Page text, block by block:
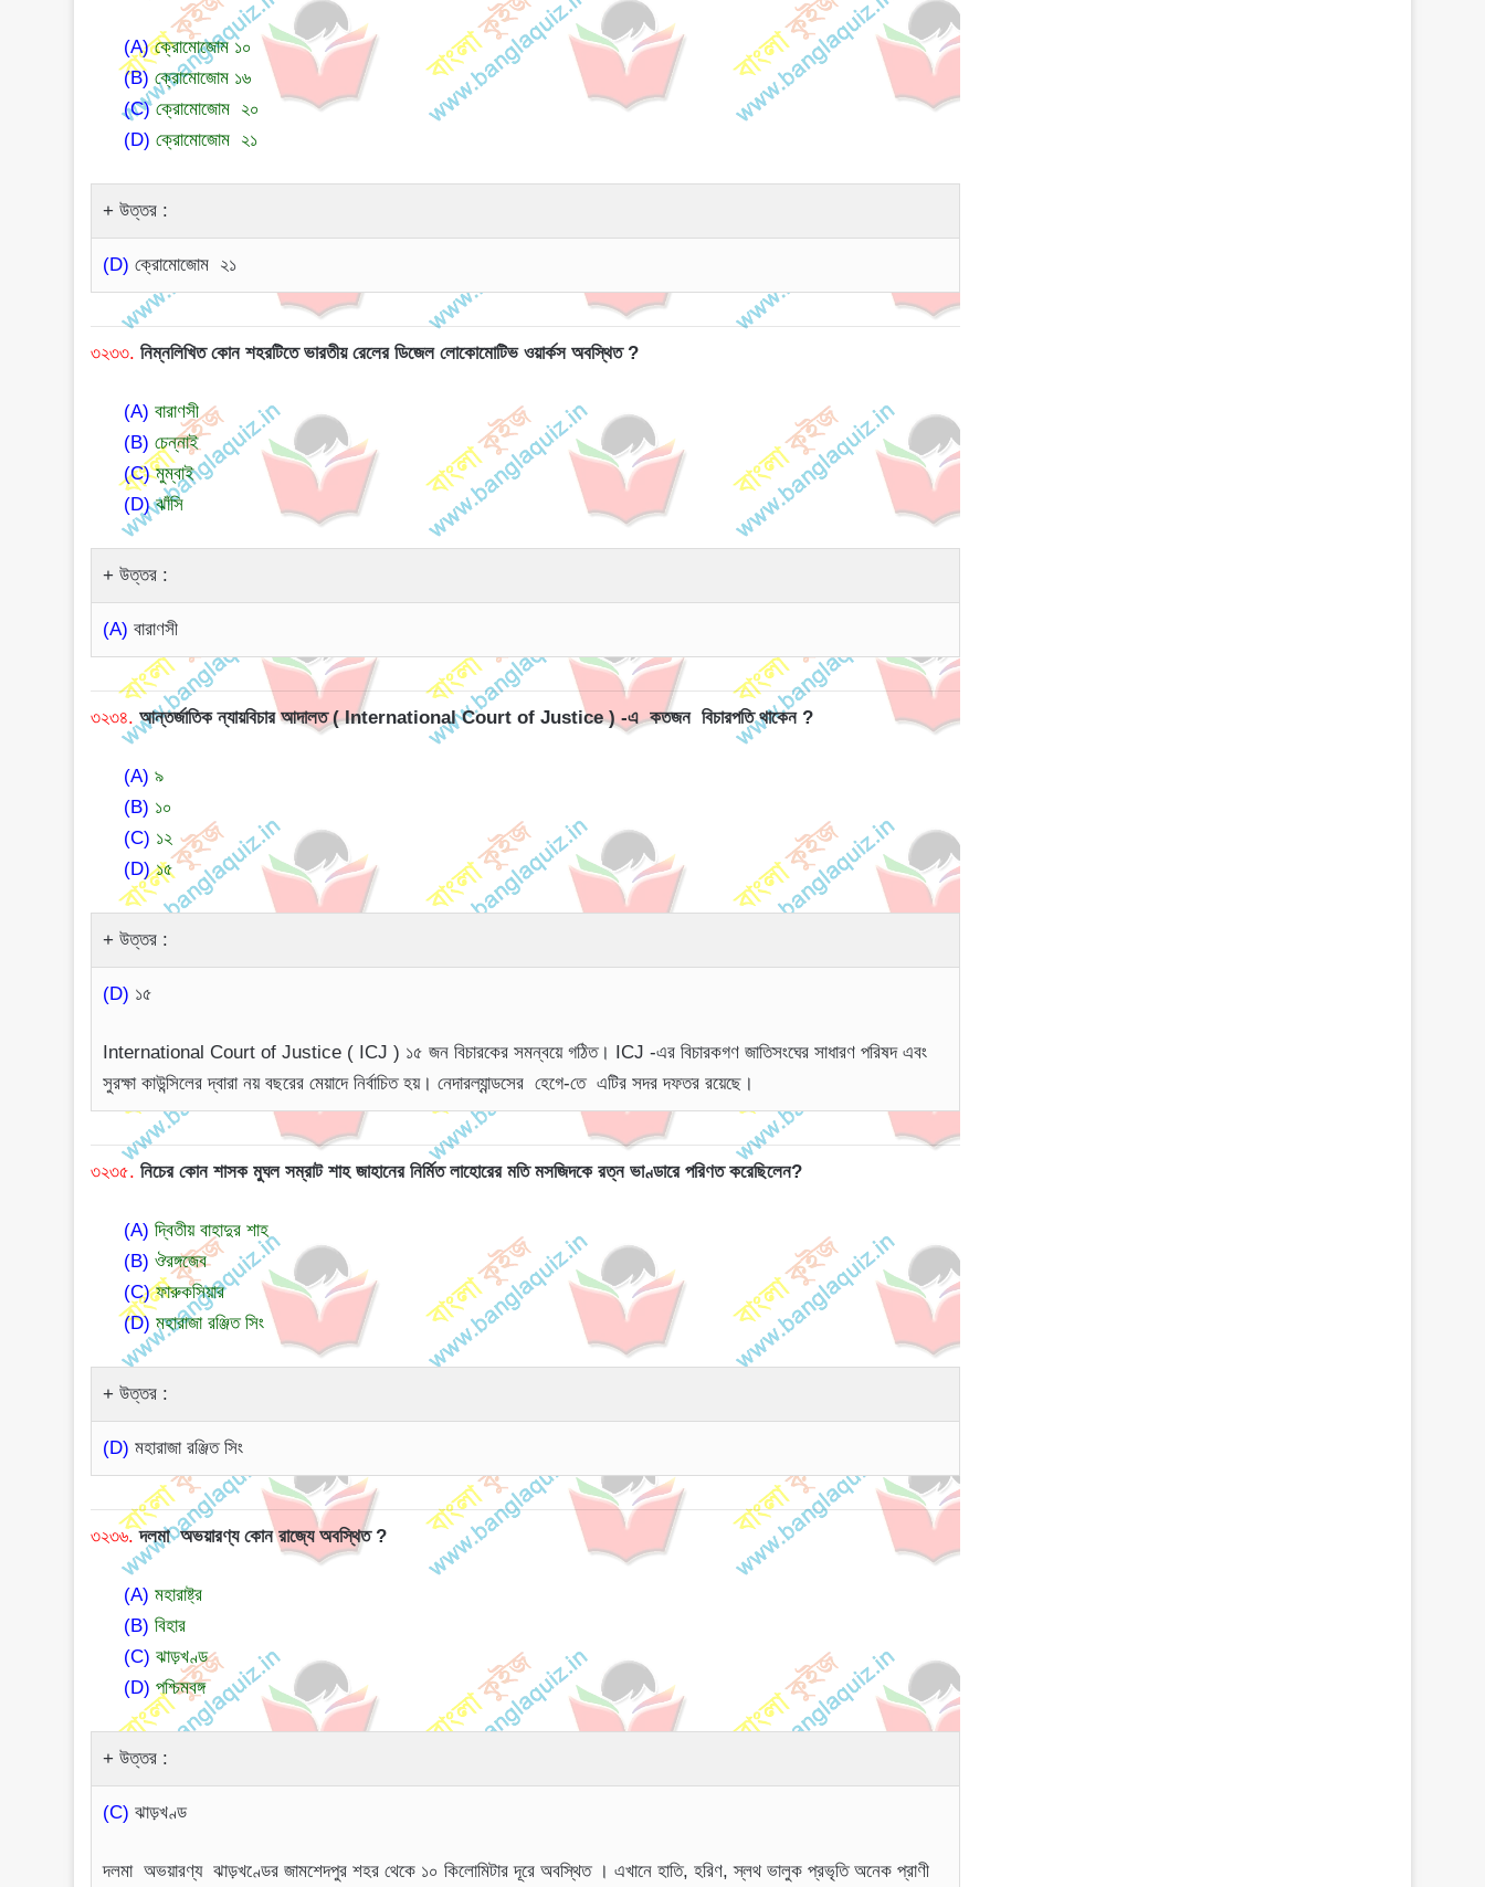
(A)ক্রোমোজোম ১০
(B) ক্রোমোজোম ১৬
(C)ক্রোমোজোম ২০
(D) ক্রোমোজোম ২১
উত্তর :
(D) ক্রোমোজোম ২১
৩২৩৩. নিম্নলিখিত কোন শহরটিতে ভারতীয় রেলের ডিজেল লোকোমোটিভ ওয়ার্কস অবস্থিত ?
(A) বারাণসী
(B) চেন্নাই
(C)মুম্বাই
(D)ঝাঁসি
উত্তর :
(A) বারাণসী
৩২৩৪. আন্তর্জাতিক ন্যায়বিচার আদালত ( International Court of Justice ) -এ কতজন বিচারপতি থাকেন ?
(A) ৯
(B) ১০
(C) ১২
(D)১৫
উত্তর :
(D) ১৫
International Court of Justice ( ICJ ) ১৫ জন বিচারকের সমন্বয়ে গঠিত। ICJ -এর বিচারকগণ জাতিসংঘের সাধারণ পরিষদ এবং
সুরক্ষা কাউন্সিলের দ্বারা নয় বছরের মেয়াদে নির্বাচিত হয়। নেদারল্যান্ডসের হেগে-তে এটির সদর দফতর রয়েছে।
৩২৩৫. নিচের কোন শাসক মুঘল সম্রাট শাহ জাহানের নির্মিত লাহোরের মতি মসজিদকে রত্ন ভাণ্ডারে পরিণত করেছিলেন?
(A) দ্বিতীয় বাহাদুর শাহ
(B) ঔরঙ্গজেব
(C)ফারুকসিয়ার
(D) মহারাজা রঞ্জিত সিং
উত্তর :
(D) মহারাজা রঞ্জিত সিং
৩২৩৬. দলমা অভয়ারণ্য কোন রাজ্যে অবস্থিত ?
(A) মহারাষ্ট্র
(B) বিহার
(C) ঝাড়খণ্ড
(D) পশ্চিমবঙ্গ
উত্তর :
(C) ঝাড়খণ্ড
দলমা অভয়ারণ্য ঝাড়খণ্ডের জামশেদপুর শহর থেকে ১০ কিলোমিটার দূরে অবস্থিত । এখানে হাতি, হরিণ, স্লথ ভালুক প্রভৃতি অনেক প্রাণী